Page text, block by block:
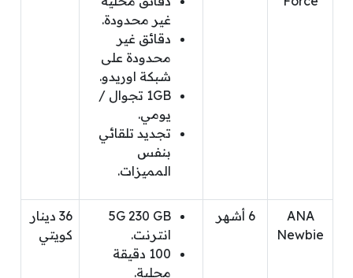
غير محدودة.
دقائق غير
محدودة على
شبكة اوريدو.
1GB تجوال /
يومي.
تجديد تلقائي
بنفس
المميزات.
ANA
Newbie
6 أشهر
5G 230 GB
انترنت.
100 دقيقة
محلية.
36 دينار
كويتي